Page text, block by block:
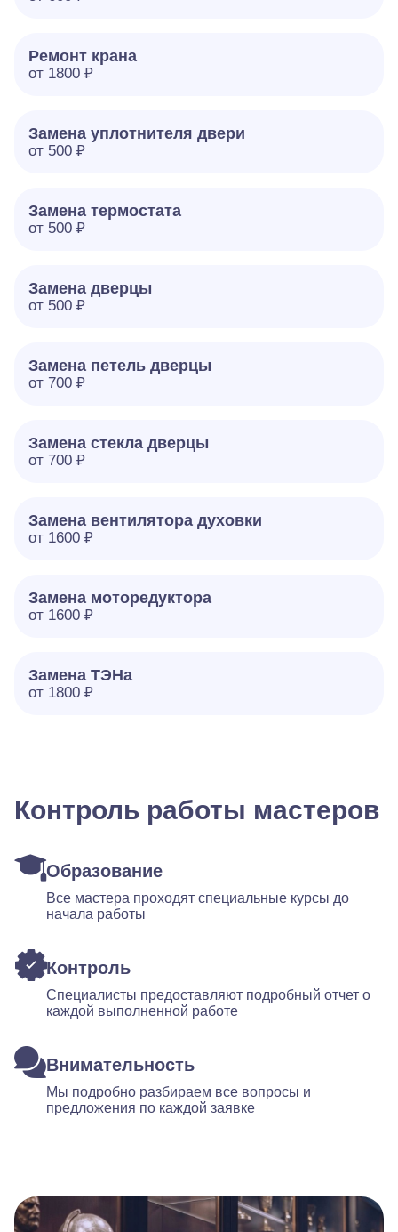
Ремонт крана
от 1800 ₽
Замена уплотнителя двери
от 500 ₽
Замена термостата
от 500 ₽
Замена дверцы
от 500 ₽
Замена петель дверцы
от 700 ₽
Замена стекла дверцы
от 700 ₽
Замена вентилятора духовки
от 1600 ₽
Замена моторедуктора
от 1600 ₽
Замена ТЭНа
от 1800 ₽
Контроль работы мастеров
Образование
Все мастера проходят специальные курсы до
начала работы
Контроль
Специалисты предоставляют подробный отчет о
каждой выполненной работе
Внимательность
Мы подробно разбираем все вопросы и
предложения по каждой заявке